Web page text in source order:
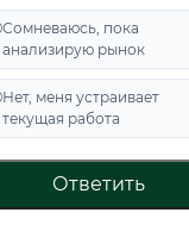
Сомневаюсь, пока
анализирую рынок
Нет, меня устраивает
текущая работа
Ответить